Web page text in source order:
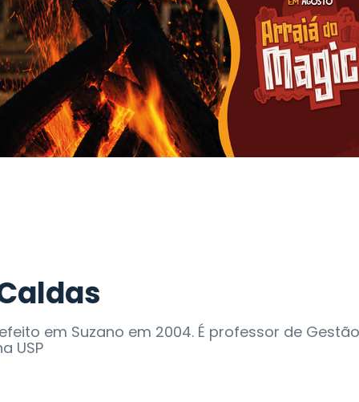
em Suzano em 2004. É professor de Gestão
USP